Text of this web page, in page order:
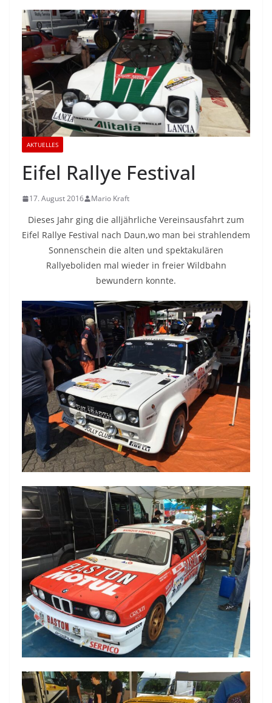
AKTUELLES
Eifel Rallye Festival
17. August 2016 Mario Kraft
Dieses Jahr ging die alljährliche Vereinsausfahrt zum
Eifel Rallye Festival nach Daun,wo man bei strahlendem
Sonnenschein die alten und spektakulären
Rallyeboliden mal wieder in freier Wildbahn
bewundern konnte.